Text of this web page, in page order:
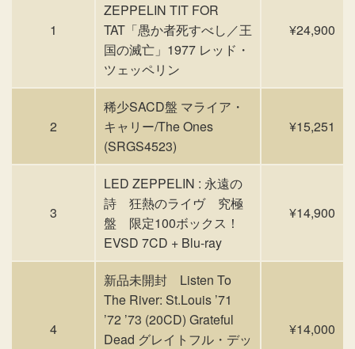
1
ZEPPELIN TIT FOR
TAT「愚か者死すべし／王
国の滅亡」1977 レッド・
ツェッペリン
¥24,900
2
稀少SACD盤 マライア・
キャリー/The Ones
(SRGS4523)
¥15,251
3
LED ZEPPELIN : 永遠の
詩 狂熱のライヴ 究極
盤 限定100ボックス！
EVSD 7CD + Blu-ray
¥14,900
4
新品未開封 Listen To
The River: St.Louis ’71
’72 ’73 (20CD) Grateful
Dead グレイトフル・デッ
¥14,000